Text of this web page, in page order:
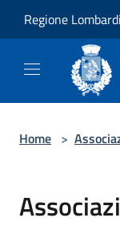
Regione
Home >